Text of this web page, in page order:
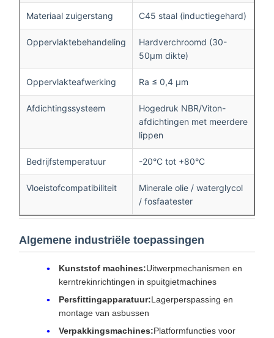
Materiaal zuigerstang C45 staal (inductiegehard)
Oppervlaktebehandeling
Hardverchroomd (30-
50μm dikte)
Oppervlakteafwerking Ra ≤ 0,4 μm
Afdichtingssysteem
Hogedruk NBR/Viton-
afdichtingen met meerdere
lippen
Bedrijfstemperatuur -20°C tot +80°C
Vloeistofcompatibiliteit
Minerale olie / waterglycol
/ fosfaatester
Algemene industriële toepassingen
Kunststof machines:Uitwerpmechanismen en
kerntrekinrichtingen in spuitgietmachines
Persfittingapparatuur:Lagerperspassing en
montage van asbussen
Verpakkingsmachines:Platformfuncties voor